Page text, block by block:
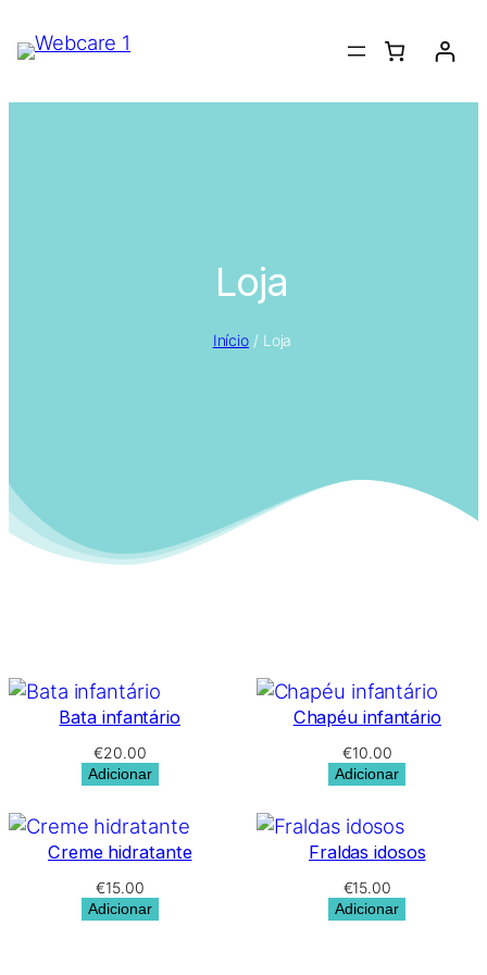
Loja
Início / Loja
Bata infantário
€20.00
Adicionar
Chapéu infantário
€10.00
Adicionar
Creme hidratante
€15.00
Adicionar
Fraldas idosos
€15.00
Adicionar